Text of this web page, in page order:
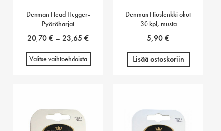
Denman Head Hugger-
Pyöröharjat
20,70€ – 23,65€Hintaluokka:
Valitse vaihtoehdoista
Denman Hiuslenkki ohut
30 kpl, musta
5,90€
Lisää ostoskoriin